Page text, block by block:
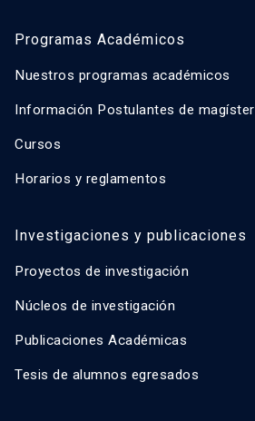
Programas Académicos
Nuestros programas académicos
Información Postulantes de magíster
Cursos
Horarios y reglamentos
Investigaciones y publicaciones
Proyectos de investigación
Núcleos de investigación
Publicaciones Académicas
Tesis de alumnos egresados